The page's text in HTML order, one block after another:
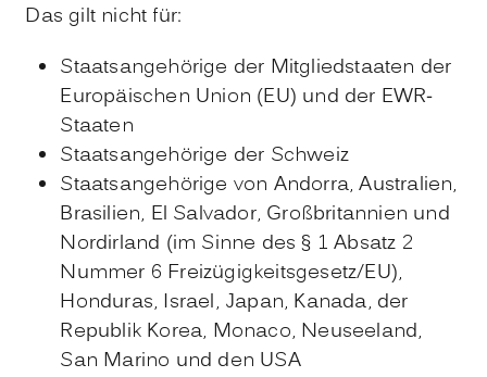
Das gilt nicht für:
Staatsangehörige der Mitgliedstaaten der
Europäischen Union (EU) und der EWR-
Staaten
Staatsangehörige der Schweiz
Staatsangehörige von Andorra, Australien,
Brasilien, El Salvador, Großbritannien und
Nordirland (im Sinne des § 1 Absatz 2
Nummer 6 Freizügigkeitsgesetz/EU),
Honduras, Israel, Japan, Kanada, der
Republik Korea, Monaco, Neuseeland,
San Marino und den USA